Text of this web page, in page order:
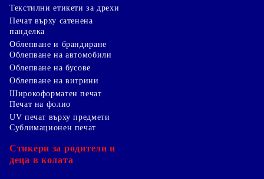
Текстилни етикети за дрехи
Печат върху сатенена
панделка
Облепване и брандиране
Облепване на автомобили
Облепване на бусове
Облепване на витрини
Широкоформатен печат
Печат на фолио
UV печат върху предмети
Сублимационен печат
Стикери за родители и
деца в колата